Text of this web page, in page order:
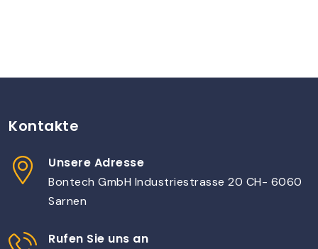
Kontakte
Unsere Adresse
Bontech GmbH Industriestrasse 20 CH- 6060
Sarnen
Rufen Sie uns an